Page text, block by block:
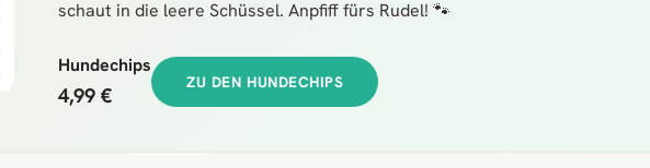
schaut in die leere Schüssel. Anpfiff fürs Rudel! 🐾
Hundechips
4,99 €
ZU DEN HUNDECHIPS